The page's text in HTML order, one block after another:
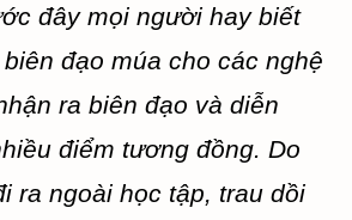
đây mọi người hay biết
đạo múa cho các nghệ
ra biên đạo và diễn
điểm tương đồng. Do
ra ngoài học tập, trau dồi